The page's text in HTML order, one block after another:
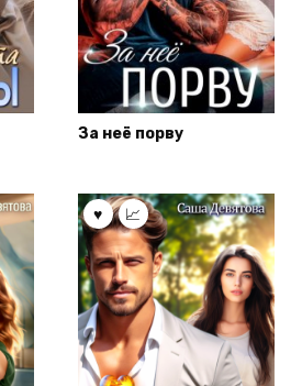
За неё порву